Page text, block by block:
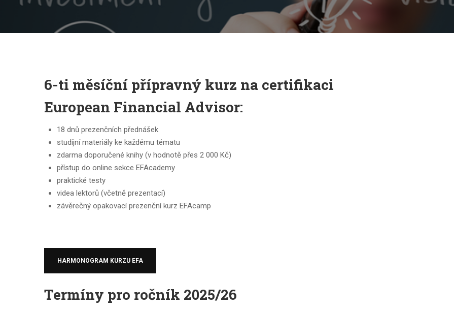
6-ti měsíční přípravný kurz na certifikaci
European Financial Advisor:
18 dnů prezenčních přednášek
studijní materiály ke každému tématu
zdarma doporučené knihy (v hodnotě přes 2 000 Kč)
přístup do online sekce EFAcademy
praktické testy
videa lektorů (včetně prezentací)
závěrečný opakovací prezenční kurz EFAcamp
HARMONOGRAM KURZU EFA
Termíny pro ročník 2025/26